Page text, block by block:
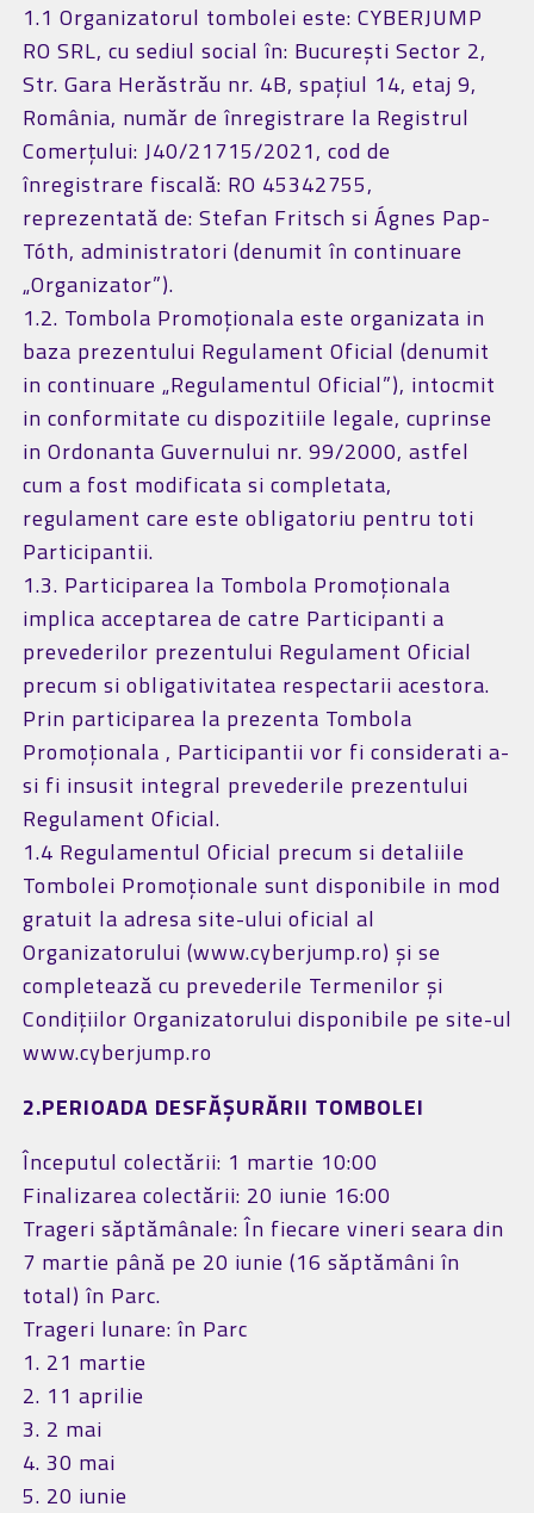
1.1 Organizatorul tombolei este: CYBERJUMP
RO SRL, cu sediul social în: București Sector 2,
Str. Gara Herăstrău nr. 4B, spațiul 14, etaj 9,
România, număr de înregistrare la Registrul
Comerțului: J40/21715/2021, cod de
înregistrare fiscală: RO 45342755,
reprezentată de: Stefan Fritsch si Ágnes Pap-
Tóth, administratori (denumit în continuare
„Organizator”).
1.2. Tombola Promoționala este organizata in
baza prezentului Regulament Oficial (denumit
in continuare „Regulamentul Oficial”), intocmit
in conformitate cu dispozitiile legale, cuprinse
in Ordonanta Guvernului nr. 99/2000, astfel
cum a fost modificata si completata,
regulament care este obligatoriu pentru toti
Participantii.
1.3. Participarea la Tombola Promoționala
implica acceptarea de catre Participanti a
prevederilor prezentului Regulament Oficial
precum si obligativitatea respectarii acestora.
Prin participarea la prezenta Tombola
Promoționala , Participantii vor fi considerati a-
si fi insusit integral prevederile prezentului
Regulament Oficial.
1.4 Regulamentul Oficial precum si detaliile
Tombolei Promoționale sunt disponibile in mod
gratuit la adresa site-ului oficial al
Organizatorului (www.cyberjump.ro) și se
completează cu prevederile Termenilor și
Condițiilor Organizatorului disponibile pe site-ul
www.cyberjump.ro
2.PERIOADA DESFĂȘURĂRII TOMBOLEI
Începutul colectării: 1 martie 10:00
Finalizarea colectării: 20 iunie 16:00
Trageri săptămânale: În fiecare vineri seara din
7 martie până pe 20 iunie (16 săptămâni în
total) în Parc.
Trageri lunare: în Parc
1. 21 martie
2. 11 aprilie
3. 2 mai
4. 30 mai
5. 20 iunie